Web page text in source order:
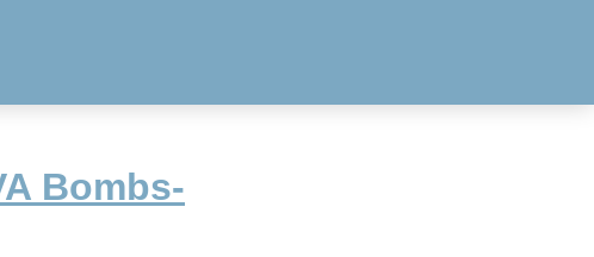
Bombs-